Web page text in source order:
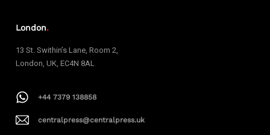
London.
13 St. Swithin’s Lane, Room 2,
London, UK, EC4N 8AL
+44 7379 138858
centralpress@centralpress.uk